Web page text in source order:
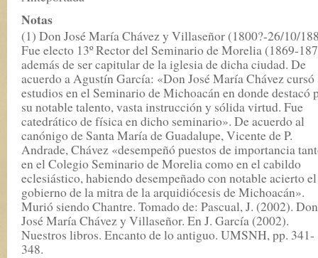
Notas
(1) Don José María Chávez y Villaseñor (1800?-26/10/
Fue electo 13º Rector del Seminario de Morelia (1869-
además de ser capitular de la iglesia de dicha ciudad. De
acuerdo a Agustín García: «Don José María Chávez cursó
estudios en el Seminario de Michoacán en donde destacó
su notable talento, vasta instrucción y sólida virtud. Fue
catedrático de física en dicho seminario». De acuerdo al
canónigo de Santa María de Guadalupe, Vicente de P.
Andrade, Chávez «desempeñó puestos de importancia
en el Colegio Seminario de Morelia como en el cabildo
eclesiástico, habiendo desempeñado con notable acierto el
gobierno de la mitra de la arquidiócesis de Michoacán».
Murió siendo Chantre. Tomado de: Pascual, J. (2002). Don
José María Chávez y Villaseñor. En J. García (2002).
Nuestros libros. Encanto de lo antiguo. UMSNH, pp. 341-
348.